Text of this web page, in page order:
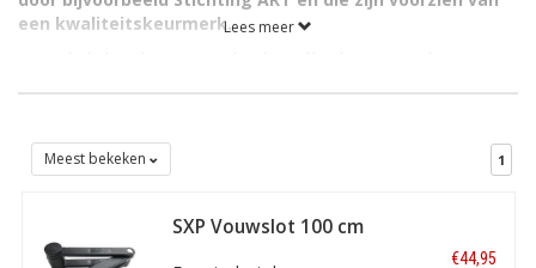
een kwaliteitskeurmerk.
Hierom kiezen kopers voor Fietsslot.nl:
Kwalitatief goede (!) sloten voor fiets en e-bike
Standaard voordelig geprijsd
Lees meer
Meest bekeken 1
SXP Vouwslot 100 cm
€44,95